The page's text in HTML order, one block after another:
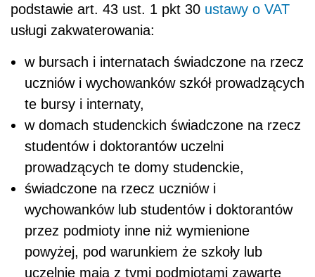
podstawie art. 43 ust. 1 pkt 30 ustawy o VAT
usługi zakwaterowania:
w bursach i internatach świadczone na rzecz
uczniów i wychowanków szkół prowadzących
te bursy i internaty,
w domach studenckich świadczone na rzecz
studentów i doktorantów uczelni
prowadzących te domy studenckie,
świadczone na rzecz uczniów i
wychowanków lub studentów i doktorantów
przez podmioty inne niż wymienione
powyżej, pod warunkiem że szkoły lub
uczelnie mają z tymi podmiotami zawarte